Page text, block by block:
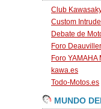
Club
Custom
Debate de
Foro
Foro YAMAHA
kawa.es
Todo-Motos.es
MUNDO